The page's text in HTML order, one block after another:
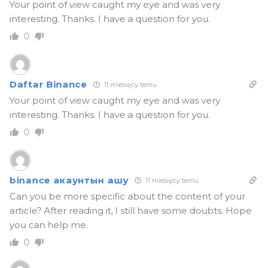
Your point of view caught my eye and was very
interesting. Thanks. I have a question for you.
0
Daftar Binance 11 miesięcy temu
Your point of view caught my eye and was very
interesting. Thanks. I have a question for you.
0
binance акаунтын ашу 11 miesięcy temu
Can you be more specific about the content of your
article? After reading it, I still have some doubts. Hope
you can help me.
0